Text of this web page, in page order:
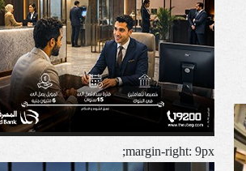
margin-right: 9px;